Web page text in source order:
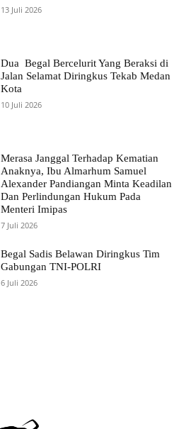
13 Juli 2026
Dua Begal Bercelurit Yang Beraksi di
Jalan Selamat Diringkus Tekab Medan
Kota
10 Juli 2026
Merasa Janggal Terhadap Kematian
Anaknya, Ibu Almarhum Samuel
Alexander Pandiangan Minta Keadilan
Dan Perlindungan Hukum Pada
Menteri Imipas
7 Juli 2026
Begal Sadis Belawan Diringkus Tim
Gabungan TNI-POLRI
6 Juli 2026